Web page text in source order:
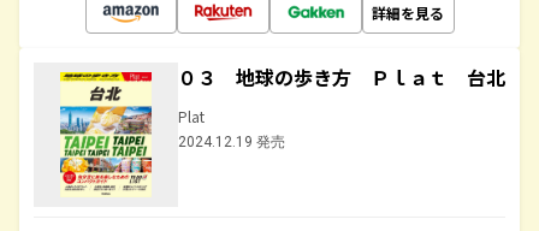
詳細を見る
０３ 地球の歩き方 Ｐｌａｔ 台北
Plat
2024.12.19 発売